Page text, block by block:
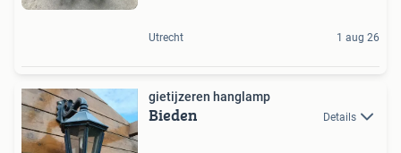
Utrecht 1 aug 26
gietijzeren hanglamp
Bieden Details